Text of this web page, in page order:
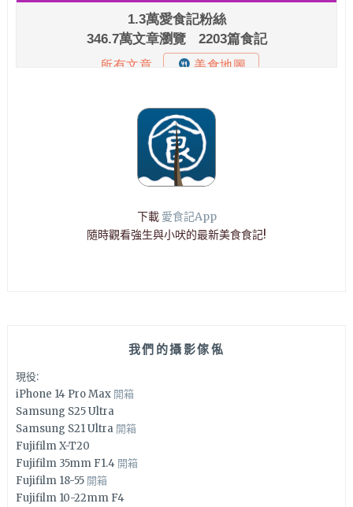
下載 愛食記App
隨時觀看強生與小吠的最新美食食記!
我們的攝影傢俬
現役:
iPhone 14 Pro Max 開箱
Samsung S25 Ultra
Samsung S21 Ultra 開箱
Fujifilm X-T20
Fujifilm 35mm F1.4 開箱
Fujifilm 18-55 開箱
Fujifilm 10-22mm F4